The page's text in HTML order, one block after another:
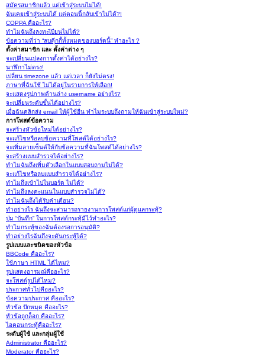
สมัครสมาชิกแล้ว แต่เข้าสู่ระบบไม่ได้!
ฉันเคยเข้าสู่ระบบได้ แต่ตอนนี้กลับเข้าไม่ได้?!
COPPA คืออะไร?
ทำไมฉันถึงลงทะเีบียนไม่ได้?
ข้อความที่ว่า “ลบคุีกกี้ทั้งหมดของบอร์ดนี้” ทำอะไร ?
ตั้งค่าสมาชิก และ ตั้งค่าต่าง ๆ
จะเปลี่ยนแปลงการตั้งค่าได้อย่างไร?
นาฬิกาไม่ตรง!
เปลี่ยน timezone แล้ว แต่เวลา ก็ยังไม่ตรง!
ภาษาที่ฉันใช้ ไม่ได้อยู่ในรายการให้เลือก!
จะแสดงรูปภาพด้านล่าง username อย่างไร?
จะเปลี่ยนระดับขั้นได้อย่างไร?
เมื่อฉันคลิกส่ง email ให้ผู้ใช้อื่น ทำไมระบบถึงถามให้ฉันเข้าสู่ระบบใหม่?
การโพสต์ข้อความ
จะสร้างหัวข้อใหม่ได้อย่างไร?
จะแก้ไขหรือลบข้อความที่โพสต์ได้อย่างไร?
จะเพิ่มลายเซ็นต์ให้กับข้อความที่ฉันโพสต์ได้อย่างไร?
จะสร้างแบบสำรวจได้อย่างไร?
ทำไมฉันถึงเพิ่มตัวเลือกในแบบสอบถามไม่ได้?
จะแก้ไขหรือลบแบบสำรวจได้อย่างไร?
ทำไมถึงเข้าไปในบอร์ด ไม่ได้?
ทำไมถึงลงคะแนนในแบบสำรวจไม่ได้?
ทำไมฉันถึงได้รับคำเตือน?
ทำอย่างไร ฉันถึงจะสามารถรายงานการโพสต์แก่ผู้ดูแลกระทู้?
ปุ่ม “บันทึก” ในการโพสต์กระทู้มีไว้ทำอะไร?
ทำไมกระทู้ของฉันต้องรอการอนุมัติ?
ทำอย่างไรฉันถึงจะดันกระทู้ได้?
รูปแบบและชนิดของหัวข้อ
BBCode คืออะไร?
ใช้ภาษา HTML ได้ไหม?
รูปแสดงอารมณ์คืออะไร?
จะโพสต์รูปได้ไหม?
ประกาศทั่วไปคืออะไร?
ข้อความประกาศ คืออะไร?
หัวข้อ ปักหมุด คืออะไร?
หัวข้อถูกล็อก คืออะไร?
ไอคอนกระทู้คืออะไร?
ระดับผู้ใช้ และกลุ่มผู้ใช้
Administrator คืออะไร?
Moderator คืออะไร?